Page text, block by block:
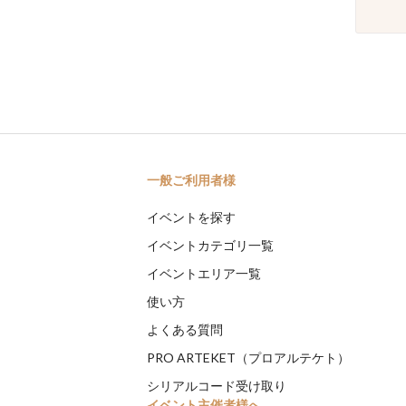
一般ご利用者様
イベントを探す
イベントカテゴリ一覧
イベントエリア一覧
使い方
よくある質問
PRO ARTEKET（プロアルテケト）
シリアルコード受け取り